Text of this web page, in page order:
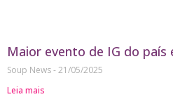
Maior evento de IG do país
Soup News 21/05/2025
Leia mais